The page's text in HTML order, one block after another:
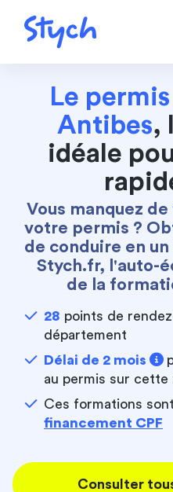
Le
Antibes,
idéale
Vous manquez
votre permis ?
de conduire en
Stych.fr, l'auto-
de la
28 points de
département
Délai de 2 mois
au permis sur cette
Ces formations
financement CPF
Consulter